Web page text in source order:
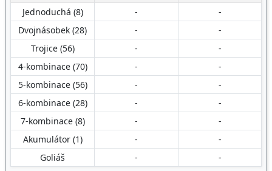
Jednoduchá (8)
-
-
Dvojnásobek (28)
-
-
Trojice (56)
-
-
4-kombinace (70)
-
-
5-kombinace (56)
-
-
6-kombinace (28)
-
-
7-kombinace (8)
-
-
Akumulátor (1)
-
-
Goliáš
-
-